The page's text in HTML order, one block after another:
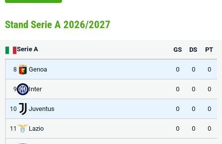
Stand Serie A 2026/2027
Serie A GS DS PT
8 Genoa 0 0 0
9 Inter 0 0 0
10 Juventus 0 0 0
11 Lazio 0 0 0